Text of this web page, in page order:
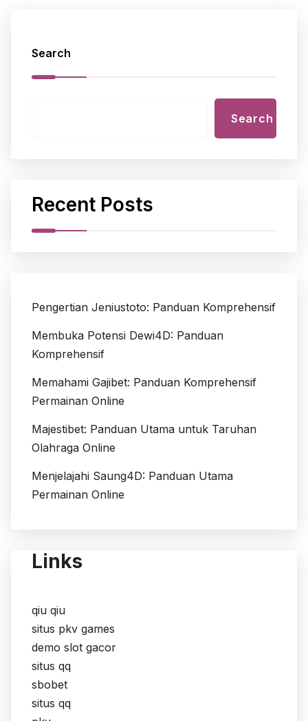
Search
Search
Recent Posts
Pengertian Jeniustoto: Panduan Komprehensif
Membuka Potensi Dewi4D: Panduan
Komprehensif
Memahami Gajibet: Panduan Komprehensif
Permainan Online
Majestibet: Panduan Utama untuk Taruhan
Olahraga Online
Menjelajahi Saung4D: Panduan Utama
Permainan Online
Links
qiu qiu
situs pkv games
demo slot gacor
situs qq
sbobet
situs qq